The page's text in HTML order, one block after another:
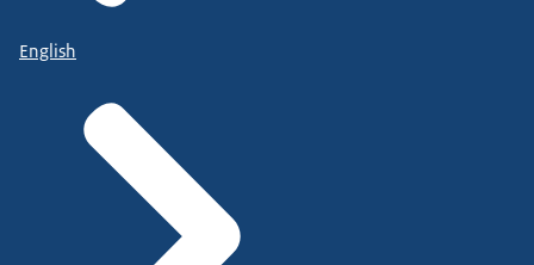
English